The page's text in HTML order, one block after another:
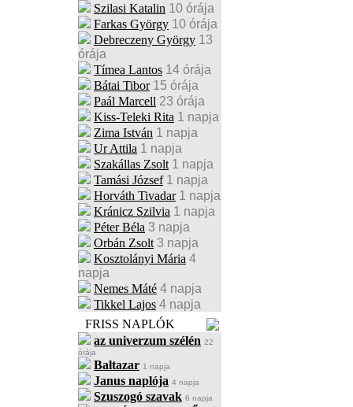
Szilasi Katalin 10 órája
Farkas György 10 órája
Debreczeny György 13
órája
Tímea Lantos 14 órája
Bátai Tibor 15 órája
Paál Marcell 23 órája
Kiss-Teleki Rita 1 napja
Zima István 1 napja
Ur Attila 1 napja
Szakállas Zsolt 1 napja
Tamási József 1 napja
Horváth Tivadar 1 napja
Kránicz Szilvia 1 napja
Péter Béla 3 napja
Orbán Zsolt 3 napja
Kosztolányi Mária 4
napja
Nemes Máté 4 napja
Tikkel Lajos 4 napja
FRISS NAPLÓK
az univerzum szélén 22
órája
Baltazar 1 napja
Janus naplója 4 napja
Szuszogó szavak 6 napja